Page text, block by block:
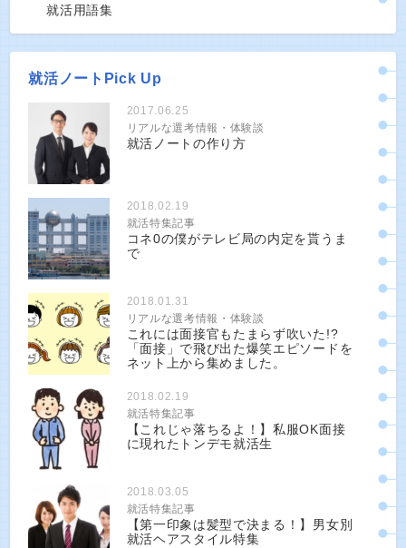
就活用語集
就活ノートPick Up
2017.06.25
リアルな選考情報・体験談
就活ノートの作り方
2018.02.19
就活特集記事
コネ0の僕がテレビ局の内定を貰うま
で
2018.01.31
リアルな選考情報・体験談
これには面接官もたまらず吹いた!?
「面接」で飛び出た爆笑エピソードを
ネット上から集めました。
2018.02.19
就活特集記事
【これじゃ落ちるよ！】私服OK面接
に現れたトンデモ就活生
2018.03.05
就活特集記事
【第一印象は髪型で決まる！】男女別
就活ヘアスタイル特集